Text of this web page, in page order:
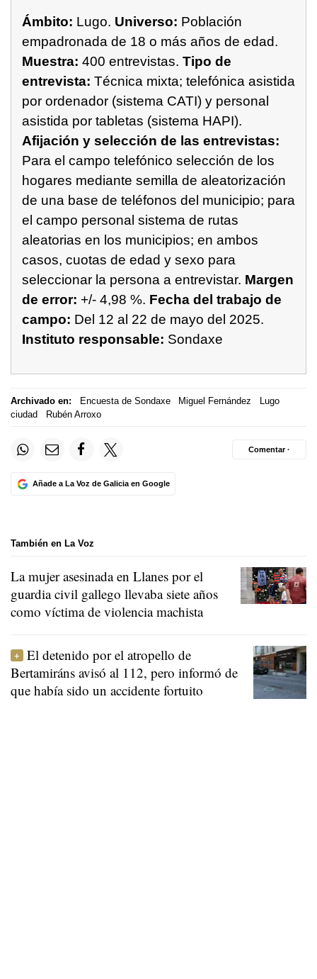
Ámbito: Lugo. Universo: Población
empadronada de 18 o más años de edad.
Muestra: 400 entrevistas. Tipo de
entrevista: Técnica mixta; telefónica asistida
por ordenador (sistema CATI) y personal
asistida por tabletas (sistema HAPI).
Afijación y selección de las entrevistas:
Para el campo telefónico selección de los
hogares mediante semilla de aleatorización
de una base de teléfonos del municipio; para
el campo personal sistema de rutas
aleatorias en los municipios; en ambos
casos, cuotas de edad y sexo para
seleccionar la persona a entrevistar. Margen
de error: +/- 4,98 %. Fecha del trabajo de
campo: Del 12 al 22 de mayo del 2025.
Instituto responsable: Sondaxe
Archivado en: Encuesta de Sondaxe Miguel Fernández
Lugo
ciudad
Rubén Arroxo
Añade a La Voz de Galicia en Google
Comentar ·
También en La Voz
La mujer asesinada en Llanes por el
guardia civil gallego llevaba siete años
como víctima de violencia machista
El detenido por el atropello de
Bertamiráns avisó al 112, pero informó de
que había sido un accidente fortuito